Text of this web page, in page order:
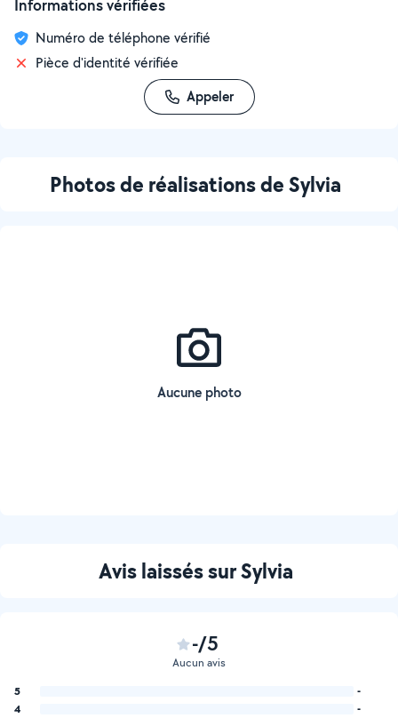
Informations vérifiées
Numéro de téléphone vérifié
Pièce d'identité vérifiée
Appeler
Photos de réalisations de Sylvia
Aucune photo
Avis laissés sur Sylvia
-/5
Aucun avis
5
-
4
-